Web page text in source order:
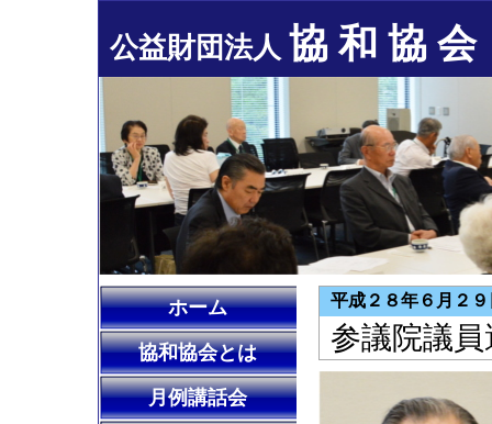
公益財団法人 協 和 協 会
ホーム
協和協会とは
月例講話会
平成２８年６月２
参議院議